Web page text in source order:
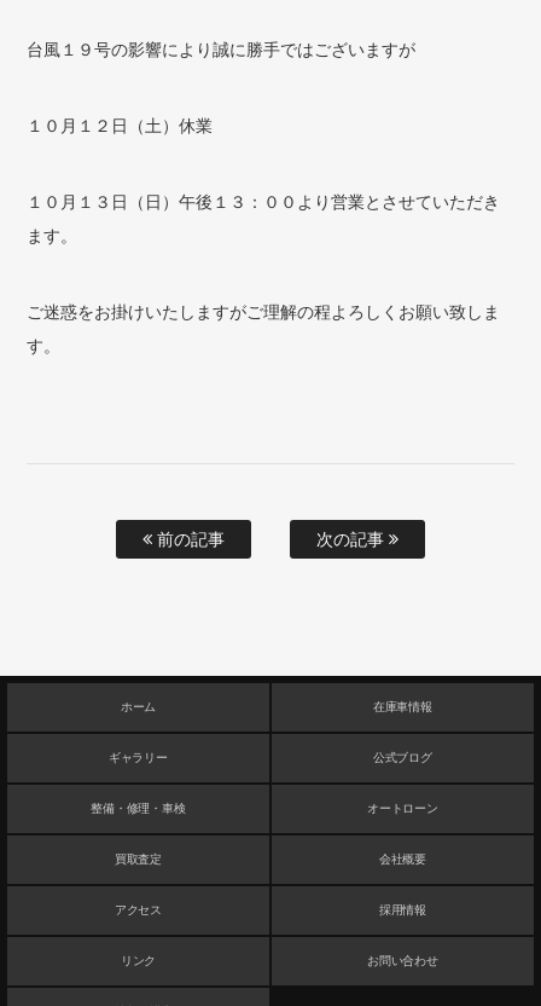
台風１９号の影響により誠に勝手ではございますが
１０月１２日（土）休業
１０月１３日（日）午後１３：００より営業とさせていただき
ます。
ご迷惑をお掛けいたしますがご理解の程よろしくお願い致しま
す。
前の記事 次の記事
ホーム 在庫車情報
ギャラリー 公式ブログ
整備・修理・車検 オートローン
買取査定 会社概要
アクセス 採用情報
リンク お問い合わせ